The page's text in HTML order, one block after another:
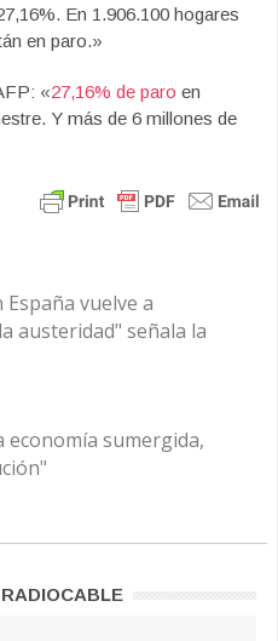
En 1.906.100 hogares
en paro.»
«27,16% de paro en
Y más de 6 millones de
vuelve a
austeridad" señala la
economía sumergida,